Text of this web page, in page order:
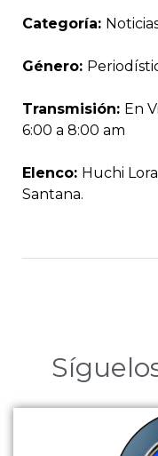
Categoría:
Género:
Transmisión: En
6:00 a 8:00 am
Elenco: Huchi
Santana.